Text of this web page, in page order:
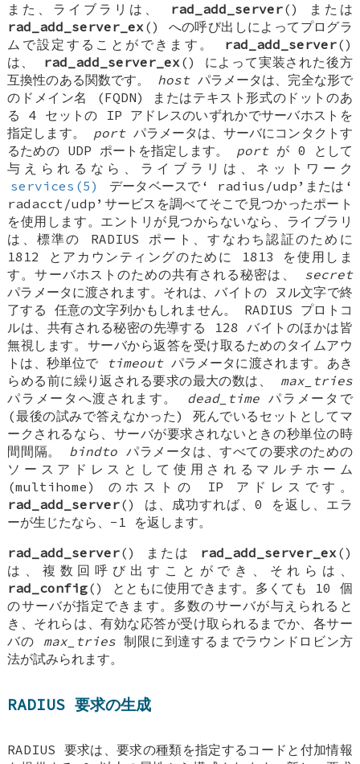
また、ライブラリは、
rad_add_server() または
rad_add_server_ex() への呼び出しによってプログラ
ムで設定することができます。
rad_add_server()
は、
rad_add_server_ex() によって実装された後方
互換性のある関数です。 hostパラメータは、完全な形で
のドメイン名 (FQDN) またはテキスト形式のドットのあ
る 4 セットの IP アドレスのいずれかでサーバホストを
指定します。 portパラメータは、サーバにコンタクトす
るための UDP ポートを指定します。 portが 0 として
与えられるなら、ライブラリは、ネットワーク
services(5)
データベースで‘ radius/udp ’または‘
radacct/udp ’サービスを調べてそこで見つかったポート
を使用します。エントリが見つからないなら、ライブラリ
は、標準の RADIUS ポート、すなわち認証のために
1812 とアカウンティングのために 1813 を使用しま
す。サーバホストのための共有される秘密は、 secret
パラメータに渡されます。それは、バイトの
ヌル文字で終
了する 任意の文字列かもしれません。 RADIUS プロトコ
ルは、共有される秘密の先導する 128 バイトのほかは皆
無視します。サーバから返答を受け取るためのタイムアウ
トは、秒単位で
timeoutパラメータに渡されます。あき
らめる前に繰り返される要求の最大の数は、 max_tries
パラメータへ渡されます。 dead_timeパラメータで
(最後の試みで答えなかった) 死んでいるセットとしてマ
ークされるなら、サーバが要求されないときの秒単位の時
間間隔。 bindto パラメータは、すべての要求のための
ソースアドレスとして使用されるマルチホーム
(multihome) のホストの IP アドレスです。
rad_add_server() は、成功すれば、0 を返し、エラ
ーが生じたなら、-1 を返します。
rad_add_server() または rad_add_server_ex()
は、複数回呼び出すことができ、それらは、
rad_config() とともに使用できます。多くても 10 個
のサーバが指定できます。多数のサーバが与えられると
き、それらは、有効な応答が受け取られるまでか、各サー
バの max_tries制限に到達するまでラウンドロビン方
法が試みられます。
RADIUS 要求の生成
RADIUS 要求は、要求の種類を指定するコードと付加情報